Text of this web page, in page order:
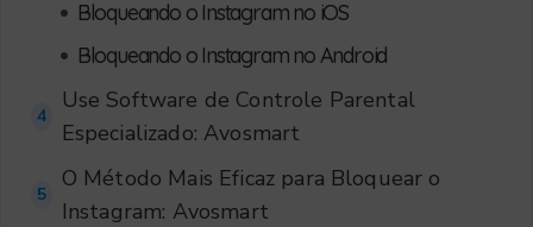
• Bloqueando o Instagram no iOS
• Bloqueando o Instagram no Android
4
Use Software de Controle Parental
Especializado: Avosmart
5
O Método Mais Eficaz para Bloquear o
Instagram: Avosmart